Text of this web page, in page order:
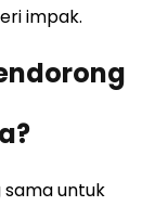
impak.
sama untuk